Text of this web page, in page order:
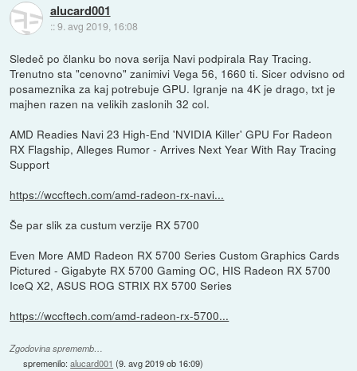
alucard001
::9. avg 2019, 16:08
Sledeč po članku bo nova serija Navi podpirala Ray Tracing.
Trenutno sta "cenovno" zanimivi Vega 56, 1660 ti. Sicer odvisno od
posameznika za kaj potrebuje GPU. Igranje na 4K je drago, txt je
majhen razen na velikih zaslonih 32 col.
AMD Readies Navi 23 High-End 'NVIDIA Killer' GPU For Radeon
RX Flagship, Alleges Rumor - Arrives Next Year With Ray Tracing
Support
https://wccftech.com/amd-radeon-rx-navi...
Še par slik za custum verzije RX 5700
Even More AMD Radeon RX 5700 Series Custom Graphics Cards
Pictured - Gigabyte RX 5700 Gaming OC, HIS Radeon RX 5700
IceQ X2, ASUS ROG STRIX RX 5700 Series
https://wccftech.com/amd-radeon-rx-5700...
Zgodovina sprememb…
spremenilo:alucard001 (9. avg 2019 ob 16:09)